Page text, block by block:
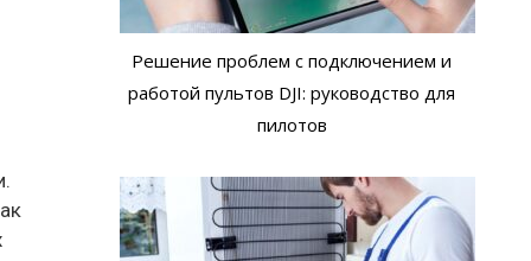
Решение проблем с подключением и
работой пультов DJI: руководство для
пилотов